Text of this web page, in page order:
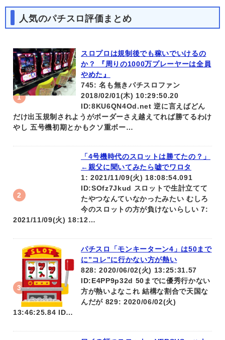
人気のパチスロ評価まとめ
スロプロは規制後でも稼いでいけるの
か？ 『周りの1000万プレーヤーは全員
やめた』
745: 名も無きパチスロファン
2018/02/01(木) 10:29:50.20
ID:8KU6QN4Od.net 逆に言えばどん
だけ出玉規制されようがボーダーさえ越えてれば勝てるわけ
やし 五号機初期とかもクソ重ボー…
「4号機時代のスロットは勝てたの？」
←親父に聞いてみたら嘘でワロタ
1: 2021/11/09(火) 18:08:54.091
ID:SOfz7Jkud スロットで生計立てて
たやつなんていなかったみたい むしろ
今のスロットの方が負けないらしい 7:
2021/11/09(火) 18:12…
パチスロ「モンキーターン4」は50まで
に”コレ”に行かない方が熱い
828: 2020/06/02(火) 13:25:31.57
ID:E4PP9p32d 50までに優秀行かない
方が熱いよなこれ 結構な割合で天国な
んだが 829: 2020/06/02(火)
13:46:25.84 ID…